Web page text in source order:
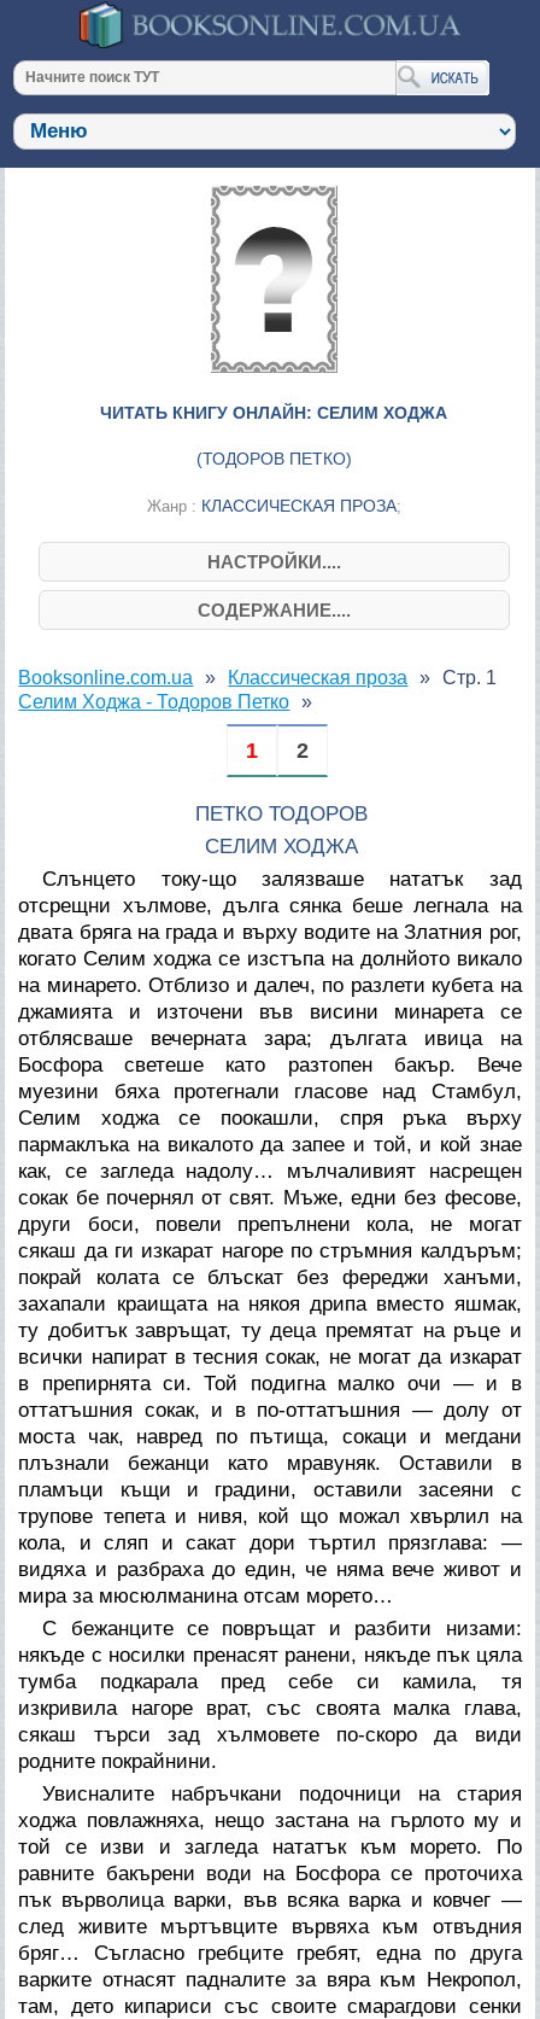
ЧИТАТЬ КНИГУ ОНЛАЙН: СЕЛИМ ХОДЖА
(ТОДОРОВ ПЕТКО)
Жанр : КЛАССИЧЕСКАЯ ПРОЗА;
НАСТРОЙКИ....
СОДЕРЖАНИЕ....
Booksonline.com.ua
Классическая проза
Селим Ходжа - Тодоров Петко
Стр. 1
1 2
ПЕТКО ТОДОРОВ
СЕЛИМ ХОДЖА
Слънцето току-що залязваше нататък зад
отсрещни хълмове, дълга сянка беше легнала на
двата бряга на града и върху водите на Златния рог,
когато Селим ходжа се изстъпа на долнйото викало
на минарето. Отблизо и далеч, по разлети кубета на
джамията и източени във висини минарета се
отблясваше вечерната зара; дългата ивица на
Босфора светеше като разтопен бакър. Вече
муезини бяха протегнали гласове над Стамбул,
Селим ходжа се поокашли, спря ръка върху
пармаклъка на викалото да запее и той, и кой знае
как, се загледа надолу… мълчаливият насрещен
сокак бе почернял от свят. Мъже, едни без фесове,
други боси, повели препълнени кола, не могат
сякаш да ги изкарат нагоре по стръмния калдъръм;
покрай колата се блъскат без фереджи ханъми,
захапали краищата на някоя дрипа вместо яшмак,
ту добитък завръщат, ту деца премятат на ръце и
всички напират в тесния сокак, не могат да изкарат
в препирнята си. Той подигна малко очи — и в
оттатъшния сокак, и в по-оттатъшния — долу от
моста чак, навред по пътища, сокаци и мегдани
плъзнали бежанци като мравуняк. Оставили в
пламъци къщи и градини, оставили засеяни с
трупове тепета и нивя, кой що можал хвърлил на
кола, и сляп и сакат дори търтил прязглава: —
видяха и разбраха до един, че няма вече живот и
мира за мюсюлманина отсам морето…
С бежанците се повръщат и разбити низами:
някъде с носилки пренасят ранени, някъде пък цяла
тумба подкарала пред себе си камила, тя
изкривила нагоре врат, със своята малка глава,
сякаш търси зад хълмовете по-скоро да види
родните покрайнини.
Увисналите набръчкани подочници на стария
ходжа повлажняха, нещо застана на гърлото му и
той се изви и загледа нататък към морето. По
равните бакърени води на Босфора се проточиха
пък върволица варки, във всяка варка и ковчег —
след живите мъртъвците вървяха към отвъдния
бряг… Съгласно гребците гребят, една по друга
варките отнасят падналите за вяра към Некропол,
там, дето кипариси със своите смарагдови сенки